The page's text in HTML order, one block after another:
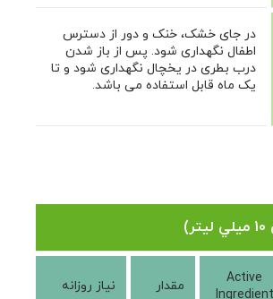
در جای خشک، خنک و دور از دسترس
اطفال نگهداری شود. پس از باز شدن
درب بطری در یخچال نگهداری شود و تا
یک ماه قابل استفاده می باشد.
)
Active
Ingredient
مقدار نیاز روزانه